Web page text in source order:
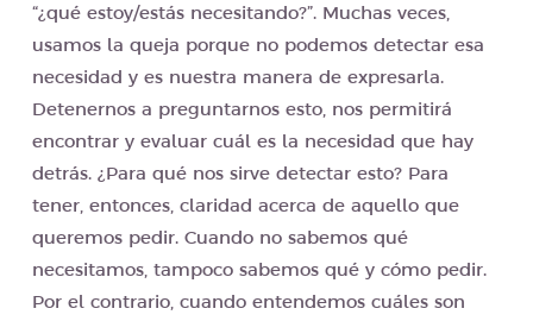
“¿qué estoy/estás necesitando?”. Muchas veces,
usamos la queja porque no podemos detectar esa
necesidad y es nuestra manera de expresarla.
Detenernos a preguntarnos esto, nos permitirá
encontrar y evaluar cuál es la necesidad que hay
detrás. ¿Para qué nos sirve detectar esto? Para
tener, entonces, claridad acerca de aquello que
queremos pedir. Cuando no sabemos qué
necesitamos, tampoco sabemos qué y cómo pedir.
Por el contrario, cuando entendemos cuáles son